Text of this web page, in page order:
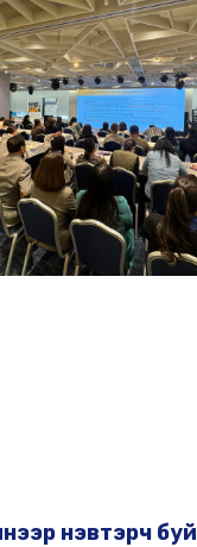
нэвтэрч буй